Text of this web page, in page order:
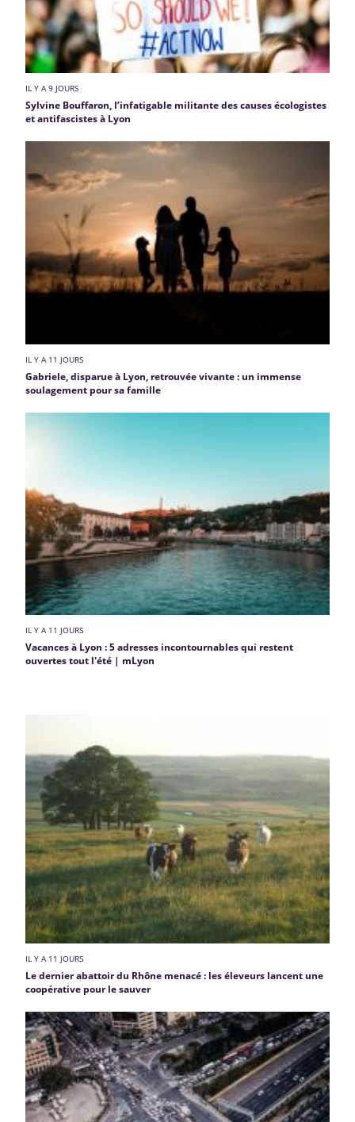
IL Y A 9 JOURS
Sylvine Bouffaron, l’infatigable militante des causes écologistes
et antifascistes à Lyon
IL Y A 11 JOURS
Gabriele, disparue à Lyon, retrouvée vivante : un immense
soulagement pour sa famille
IL Y A 11 JOURS
Vacances à Lyon : 5 adresses incontournables qui restent
ouvertes tout l'été | mLyon
IL Y A 11 JOURS
Le dernier abattoir du Rhône menacé : les éleveurs lancent une
coopérative pour le sauver